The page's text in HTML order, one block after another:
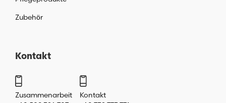
Zubehör
Kontakt
Zusammenarbeit
Kontakt